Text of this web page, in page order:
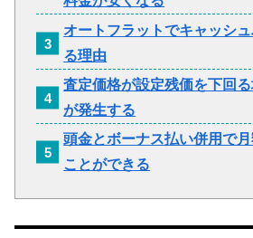
オートフラットでキャッシ
る理由
査定価格が設定残価を下回
が発生する
頭金とボーナス払い併用で
ことができる